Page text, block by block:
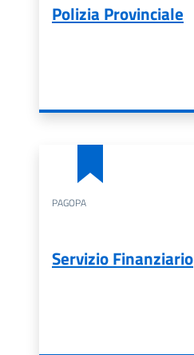
Polizia Provinciale
PAGOPA
Servizio Finanziario